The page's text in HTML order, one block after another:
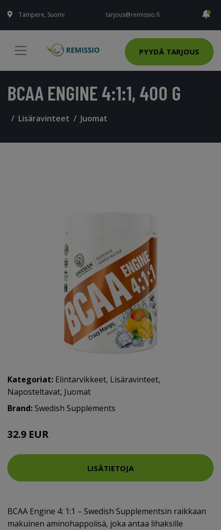
Tampere, Suomi tarjous@remissio.fi
PYYDÄ TARJOUS
BCAA ENGINE 4:1:1, 400 G
Lisäravinteet Juomat
Kategoriat: Elintarvikkeet, Lisäravinteet,
Naposteltavat, Juomat
Brand:Swedish Supplements
32.9 EUR
LISÄTIETOJA
BCAA Engine 4: 1:1 – Swedish Supplementsin raikkaan
makuinen aminohappolisä, joka antaa lihaksille